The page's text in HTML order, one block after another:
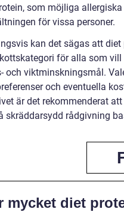
som möjliga
för vissa personer.
kan det sägas att
för alla som
och viktminskningsmål.
och eventuella
är det rekommenderat
skräddarsydd rådgivning
mycket diet